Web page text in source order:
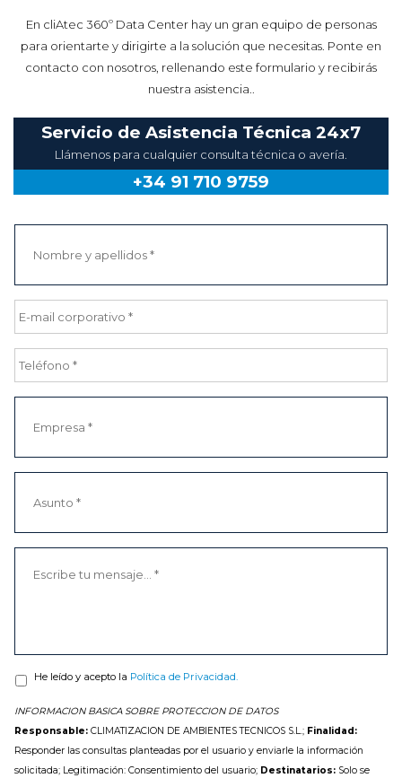
En cliAtec 360º Data Center hay un gran equipo de personas
para orientarte y dirigirte a la solución que necesitas. Ponte en
contacto con nosotros, rellenando este formulario y recibirás
nuestra asistencia..
Servicio de Asistencia Técnica 24x7
Llámenos para cualquier consulta técnica o avería.
+34 91 710 9759
He leído y acepto la Política de Privacidad.
INFORMACION BASICA SOBRE PROTECCION DE DATOS
Responsable: CLIMATIZACION DE AMBIENTES TECNICOS S.L.; Finalidad:
Responder las consultas planteadas por el usuario y enviarle la información
solicitada; Legitimación: Consentimiento del usuario; Destinatarios: Solo se